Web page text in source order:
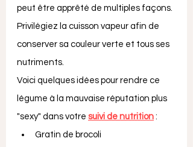
peut être apprêté de multiples façons.
Privilégiez la cuisson vapeur afin de
conserver sa couleur verte et tous ses
nutriments.
Voici quelques idées pour rendre ce
légume à la mauvaise réputation plus
"sexy" dans votre suivi de nutrition :
Gratin de brocoli